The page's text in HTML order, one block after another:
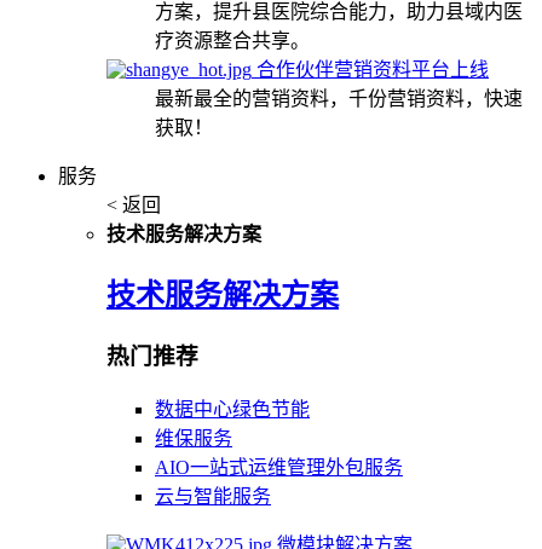
方案，提升县医院综合能力，助力县域内医
疗资源整合共享。
合作伙伴营销资料平台上线
最新最全的营销资料，千份营销资料，快速
获取！
服务
< 返回
技术服务解决方案
技术服务解决方案
热门推荐
数据中心绿色节能
维保服务
AIO一站式运维管理外包服务
云与智能服务
微模块解决方案